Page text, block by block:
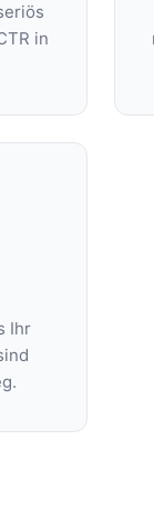
in
Ihr